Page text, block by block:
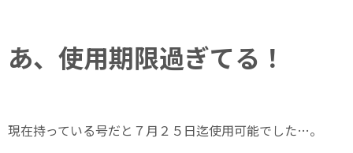
あ、使用期限過ぎてる！
現在持っている号だと７月２５日迄使用可能でした…。